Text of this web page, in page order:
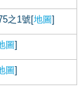
之1號[地圖]
圖]
圖]